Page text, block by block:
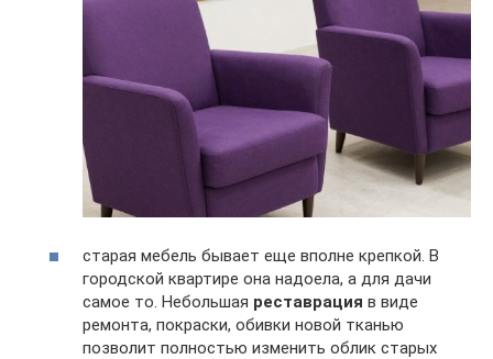
старая мебель бывает еще вполне крепкой. В
городской квартире она надоела, а для дачи
самое то. Небольшая реставрация в виде
ремонта, покраски, обивки новой тканью
позволит полностью изменить облик старых